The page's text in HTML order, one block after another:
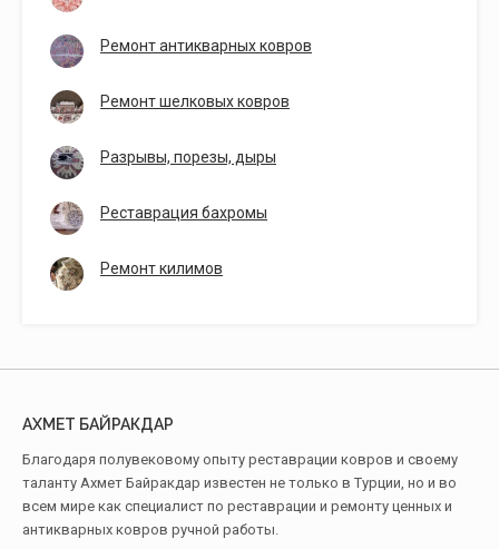
Ремонт антикварных ковров
Ремонт шелковых ковров
Разрывы, порезы, дыры
Реставрация бахромы
Ремонт килимов
АХМЕТ БАЙРАКДАР
Благодаря полувековому опыту реставрации ковров и своему
таланту Ахмет Байракдар известен не только в Турции, но и во
всем мире как специалист по реставрации и ремонту ценных и
антикварных ковров ручной работы.